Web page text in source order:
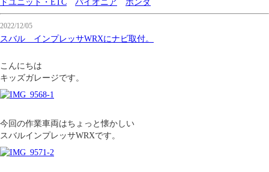
ドユニット・ETC パイオニア ホンダ
2022/12/05
スバル インプレッサWRXにナビ取付。
こんにちは
キッズガレージです。
今回の作業車両はちょっと懐かしい
スバルインプレッサWRXです。